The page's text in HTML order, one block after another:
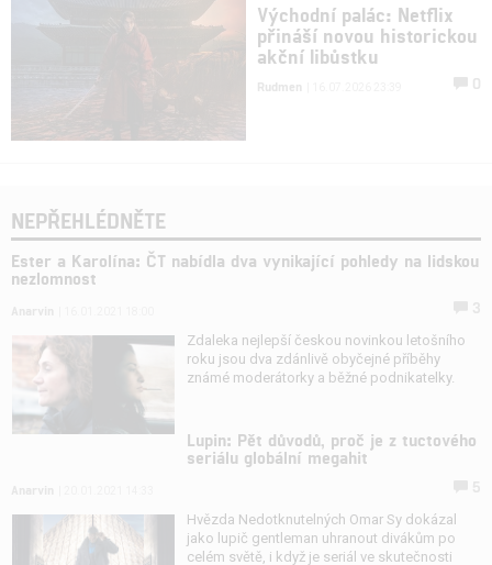
Východní palác: Netflix
přináší novou historickou
akční libůstku
Rudmen 0
NEPŘEHLÉDNĚTE
Ester a Karolína: ČT nabídla dva vynikající pohledy na lidskou
nezlomnost
Zdaleka nejlepší českou novinkou letošního
roku jsou dva zdánlivě obyčejné příběhy
známé moderátorky a běžné podnikatelky.
Lupin: Pět důvodů, proč je z tuctového
seriálu globální megahit
Hvězda Nedotknutelných Omar Sy dokázal
jako lupič gentleman uhranout divákům po
celém světě, i když je seriál ve skutečnosti